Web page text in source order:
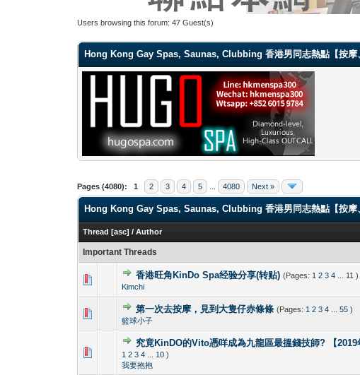
Users browsing this forum: 47 Guest(s)
Hong Kong Gay Spas, Saunas, Clubbing 香港男同志熱點【按摩
Pages (4080): 1 2 3 4 5 4080 Next »
Hong Kong Gay Spas, Saunas, Clubbing 香港男同志熱點【按摩
Thread [asc] /Author
Important Threads
香港旺角KinDo Spa经验分享(转贴) (Pages: 1 2 3 4 11 )
Kimchi
0 Vote(s) - 0 out of 5 in
12345
第一次去按摩，見到大隻仔赤條條 (Pages: 1 2 3 4 ...55 )
籃球小子
0 Vote(s) - 0 out of 5 in
1234 5
究竟KinDO的Vito憑咩成為九龍區最搵錢技師? 【2019
1 2 3 4 10 )
我要抱抱